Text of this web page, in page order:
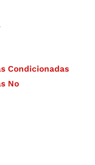
Condicionadas
No